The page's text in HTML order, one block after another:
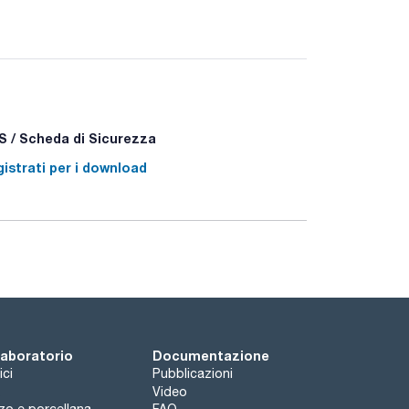
from NIST.
/ Scheda di Sicurezza
per i download
Documentazione
Pubblicazioni
Video